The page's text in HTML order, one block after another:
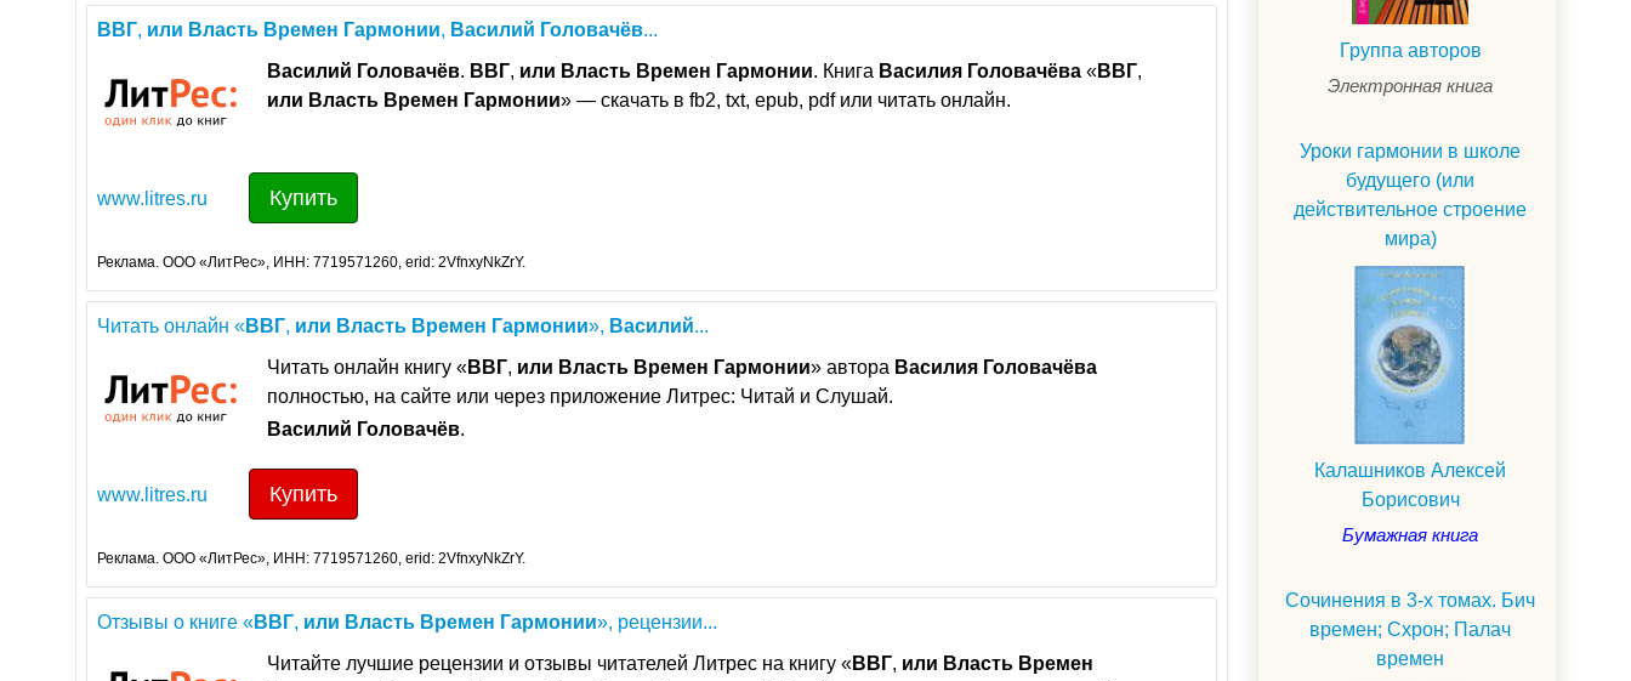
ВВГ, или Власть Времен Гармонии, Василий Головачёв...
Василий Головачёв. ВВГ, или Власть Времен Гармонии. Книга Василия Головачёва «ВВГ,
или Власть Времен Гармонии» — скачать в fb2, txt, epub, pdf или читать онлайн.
www.litres.ru Купить
Реклама. ООО «ЛитРес», ИНН: 7719571260, erid: 2VfnxyNkZrY.
Читать онлайн «ВВГ, или Власть Времен Гармонии», Василий...
Читать онлайн книгу «ВВГ, или Власть Времен Гармонии» автора Василия Головачёва
полностью, на сайте или через приложение Литрес: Читай и Слушай.
Василий Головачёв.
www.litres.ru Купить
Реклама. ООО «ЛитРес», ИНН: 7719571260, erid: 2VfnxyNkZrY.
Отзывы о книге «ВВГ, или Власть Времен Гармонии», рецензии...
Читайте лучшие рецензии и отзывы читателей Литрес на книгу «ВВГ, или Власть Времен
Группа авторов
Электронная книга
Уроки гармонии в школе
будущего (или
действительное строение
мира)
Калашников Алексей
Борисович
Бумажная книга
Сочинения в 3-х томах. Бич
времен; Схрон; Палач
времен